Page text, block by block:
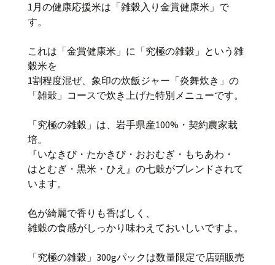
1月の健康応援米は「雑穀入り金賞健康米」で
す。
これは「金賞健康米」に「究極の雑穀」という雑
穀米を
1割程度混ぜ、象印の炊飯ジャー「炎舞炊き」の
「雑穀」コースで炊き上げた特別メニューです。
「究極の雑穀」は、岩手県産100%・契約農家栽
培。
『いなきび・たかきび・おおむぎ・もちあわ・
はとむぎ・黒米・ひえ』の七穀がブレンドされて
います。
色が綺麗で香りも香ばしく、
雑穀の食感がしっかり味わえておいしいですよ。
「究極の雑穀」300gパックは数量限定で店頭販売